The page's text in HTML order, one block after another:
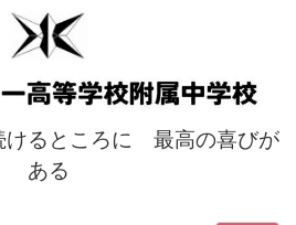
るところに 最高の喜びが
ある